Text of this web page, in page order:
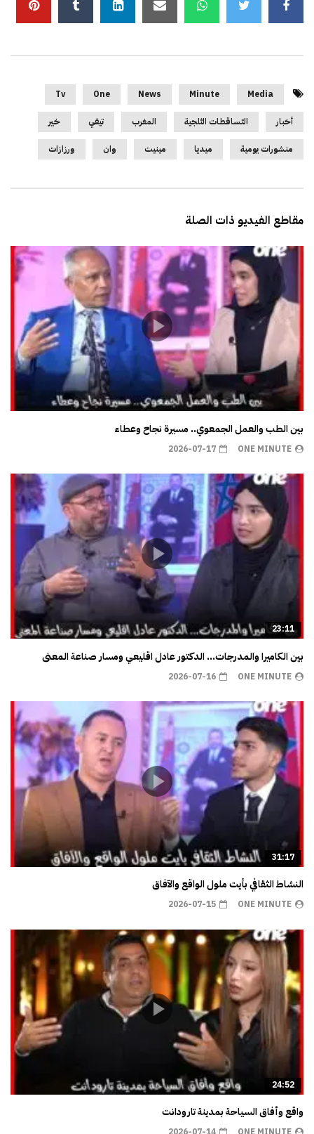
Media
Minute
News
One
Tv
أخبار التساقطات الثلجية المغرب تيفي خير
منشورات يومية ميديا مينيت وان ورزازات
مقاطع الفيديو ذات الصلة
بين الطب والعمل الجمعوي.. مسيرة نجاح وعطاء
ONE MINUTE
2026-07-17
23:11
بين الكاميرا والمدرجات… الدكتور عادل اقليعي ومسار صناعة المعنى
ONE MINUTE
2026-07-16
31:17
النشاط الثقافي بأيت ملول الواقع والآفاق
ONE MINUTE
2026-07-15
24:52
واقع وأفاق السياحة بمدينة تارودانت